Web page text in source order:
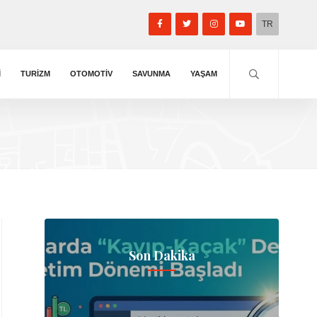
TR
TURIZM OTOMOTIV SAVUNMA YAŞAM
Son Dakika